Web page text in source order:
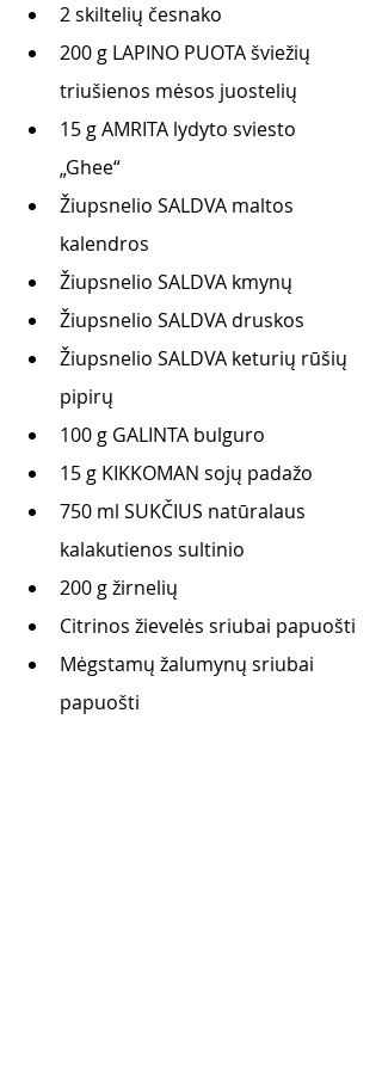
2 skiltelių česnako
200 g LAPINO PUOTA šviežių
triušienos mėsos juostelių
15 g AMRITA lydyto sviesto
„Ghee“
Žiupsnelio SALDVA maltos
kalendros
Žiupsnelio SALDVA kmynų
Žiupsnelio SALDVA druskos
Žiupsnelio SALDVA keturių rūšių
pipirų
100 g GALINTA bulguro
15 g KIKKOMAN sojų padažo
750 ml SUKČIUS natūralaus
kalakutienos sultinio
200 g žirnelių
Citrinos žievelės sriubai papuošti
Mėgstamų žalumynų sriubai
papuošti